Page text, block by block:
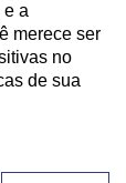
e a
merece ser
no
de sua